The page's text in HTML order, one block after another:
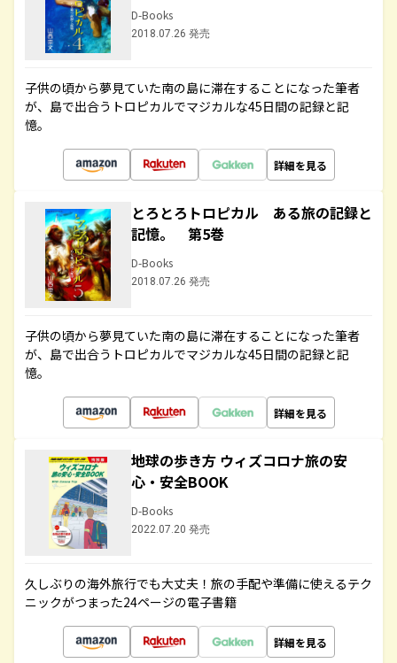
D-Books
2018.07.26 発売
子供の頃から夢見ていた南の島に滞在することになった筆者
が、島で出合うトロピカルでマジカルな45日間の記録と記
憶。
詳細を見る
とろとろトロピカル ある旅の記録と
記憶。 第5巻
D-Books
2018.07.26 発売
子供の頃から夢見ていた南の島に滞在することになった筆者
が、島で出合うトロピカルでマジカルな45日間の記録と記
憶。
詳細を見る
地球の歩き方 ウィズコロナ旅の安
心・安全BOOK
D-Books
2022.07.20 発売
久しぶりの海外旅行でも大丈夫！旅の手配や準備に使えるテク
ニックがつまった24ページの電子書籍
詳細を見る